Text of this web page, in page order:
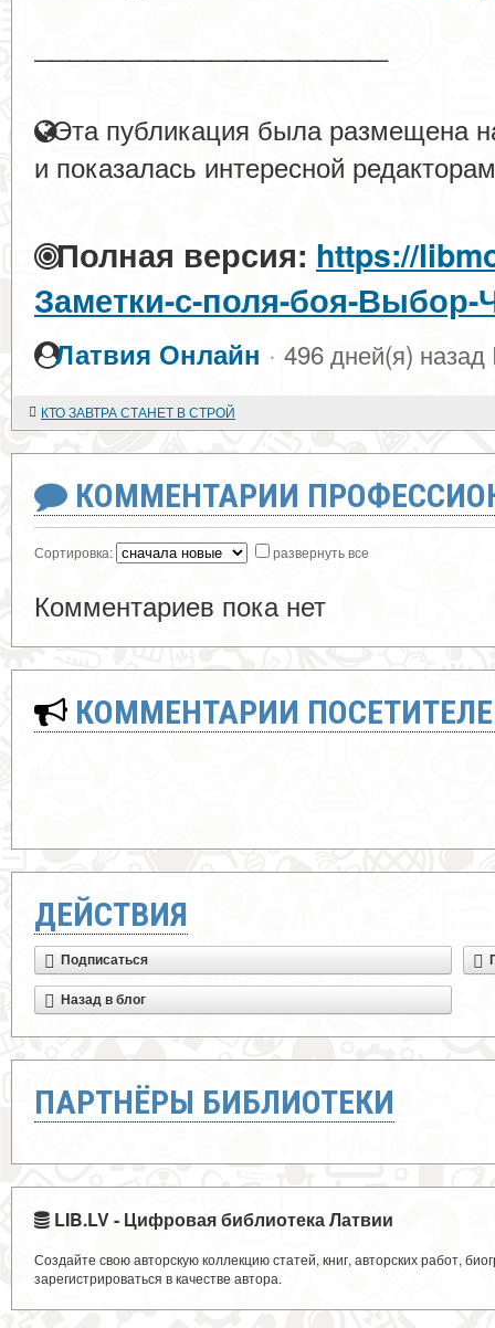
Эта публикация была размещена
и показалась интересной
Полная версия: https://
Заметки-с-поля-боя-Выбор-
Латвия Онлайн · 496 дней(я) назад
КТО ЗАВТРА СТАНЕТ В СТРОЙ
КОММЕНТАРИИ
Сортировка: развернуть все
Комментариев пока нет
КОММЕНТАРИИ
ДЕЙСТВИЯ
Подписаться
Назад в блог
ПАРТНЁРЫ БИБЛИОТЕКИ
LIB.LV - Цифровая библиотека Латвии
Создайте свою авторскую коллекцию статей, книг, авторских работ,
зарегистрироваться в качестве автора.